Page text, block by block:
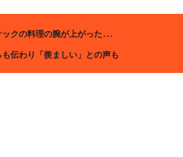
料理の腕が上がったとの声も
伝わり「羨ましい」との声も